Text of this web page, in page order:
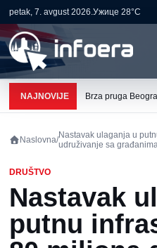
petak, 7. avgust 2026.Ужице 28°C
NAJNOVIJE Brza pruga
Naslovna/Nastavak ulaganja u
udruživanje sa
DRUŠTVO
Nastavak
putnu